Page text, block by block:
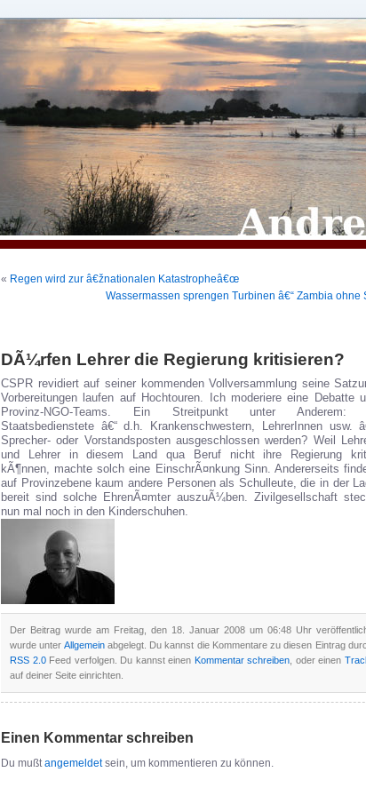
« Regen wird zur â€žnationalen Katastropheâ€œ
Wassermassen sprengen Turbinen â€“ Zambia ohne
DÃ¼rfen Lehrer die Regierung kritisieren?
CSPR revidiert auf seiner kommenden Vollversammlung seine
Vorbereitungen laufen auf Hochtouren. Ich moderiere eine Debatte
Provinz-NGO-Teams. Ein Streitpunkt unter Anderem:
Staatsbedienstete â€“ d.h. Krankenschwestern, LehrerInnen usw.
Sprecher- oder Vorstandsposten ausgeschlossen werden? Weil
und Lehrer in diesem Land qua Beruf nicht ihre Regierung
kÃ¶nnen, machte solch eine EinschrÃ¤nkung Sinn. Andererseits
auf Provinzebene kaum andere Personen als Schulleute, die in der
bereit sind solche EhrenÃ¤mter auszuÃ¼ben. Zivilgesellschaft
nun mal noch in den Kinderschuhen.
Der Beitrag wurde am Freitag, den 18. Januar 2008 um 06:48 Uhr
wurde unter Allgemeinabgelegt. Du kannst die Kommentare zu diesen Eintrag
RSS 2.0Feed verfolgen. Du kannst einen Kommentar schreiben , oder einen
auf deiner Seite einrichten.
Einen Kommentar schreiben
Du mußtangemeldetsein, um kommentieren zu können.